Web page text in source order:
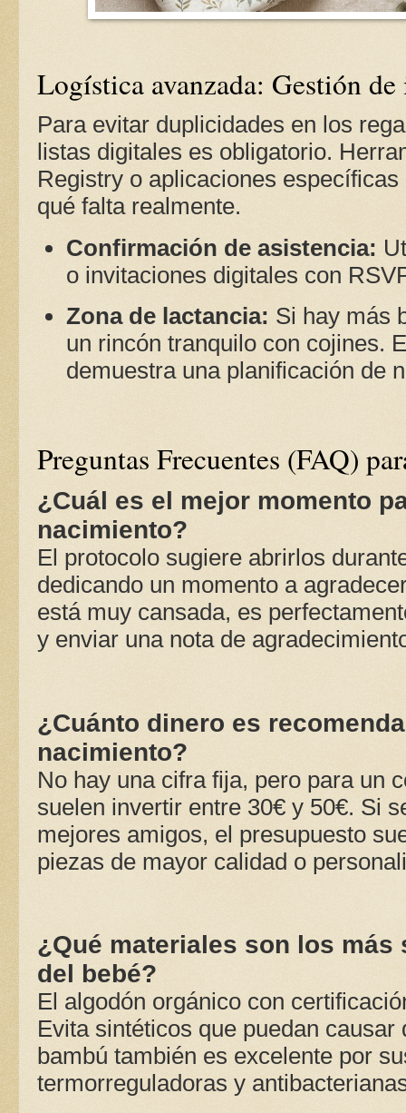
Logística avanzada: Gestión
Para evitar duplicidades en los
listas digitales es obligatorio.
Registry o aplicaciones
qué falta realmente.
Confirmación de asistencia:
o invitaciones digitales con
Zona de lactancia: Si hay más
un rincón tranquilo con cojines.
demuestra una planificación de
Preguntas Frecuentes (FAQ)
¿Cuál es el mejor momento
nacimiento?
El protocolo sugiere abrirlos
dedicando un momento a
está muy cansada, es
y enviar una nota de
¿Cuánto dinero es
nacimiento?
No hay una cifra fija, pero para un
suelen invertir entre 30€ y 50€. Si
mejores amigos, el presupuesto
piezas de mayor calidad o
¿Qué materiales son los
del bebé?
El algodón orgánico con
Evita sintéticos que puedan
bambú también es excelente por
termorreguladoras y